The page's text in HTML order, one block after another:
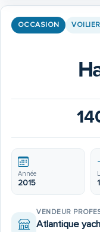
OCCASION VOILIER
Année
2015
VENDEUR
Atlantique